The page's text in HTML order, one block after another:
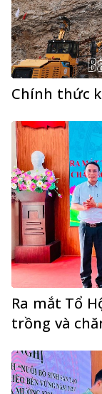
Chính thức
Ra mắt Tổ
trồng và